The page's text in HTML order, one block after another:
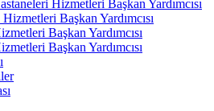
Hizmetleri Başkan Yardımcısı
Başkan Yardımcısı
Başkan Yardımcısı
Başkan Yardımcısı